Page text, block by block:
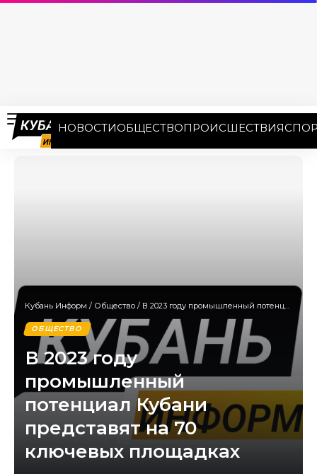
НОВОСТИОБЩЕСТВОПРОИСШЕСТВИЯ
Кубань Информ / Общество / В 2023 году промышленный потенциал Кубани представят на 70 ключевых площадках
ОБЩЕСТВО
В 2023 году
промышленный
потенциал Кубани
представят на 70
ключевых площадках